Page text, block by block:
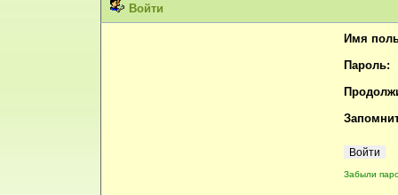
Войти
Имя
Пароль:
Забыли